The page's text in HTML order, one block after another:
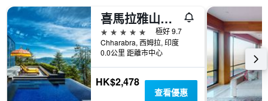
喜馬拉雅山野花大廳酒店 - 希哈拉布拉
5星級
極好 9.7
Chharabra, 西姆拉, 印度
0.0公里 距離市中心
HK$2,478
查看優惠